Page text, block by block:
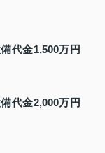
代金1,500万円
代金2,000万円